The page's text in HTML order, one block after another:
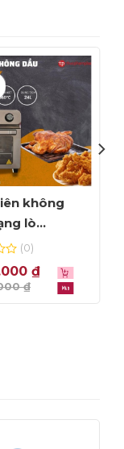
không
lò
Air Fryer
– màu bạc
(0)
₫
₫